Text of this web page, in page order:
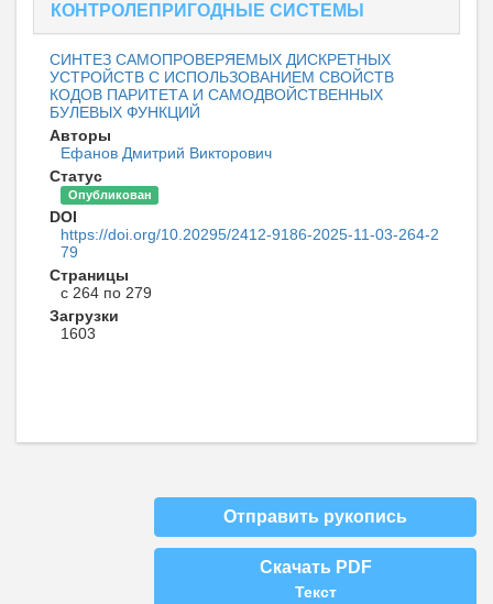
КОНТРОЛЕПРИГОДНЫЕ СИСТЕМЫ
СИНТЕЗ САМОПРОВЕРЯЕМЫХ ДИСКРЕТНЫХ
УСТРОЙСТВ С ИСПОЛЬЗОВАНИЕМ СВОЙСТВ
КОДОВ ПАРИТЕТА И САМОДВОЙСТВЕННЫХ
БУЛЕВЫХ ФУНКЦИЙ
Авторы
Ефанов Дмитрий Викторович
Статус
Опубликован
DOI
https://doi.org/10.20295/2412-9186-2025-11-03-264-2
79
Страницы
с 264 по 279
Загрузки
1603
Отправить рукопись
Скачать PDF
Текст